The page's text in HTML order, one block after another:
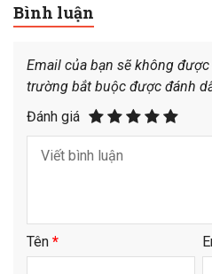
Bình luận
Email của bạn sẽ không
trường bắt buộc được đánh
Đánh giá
Tên *